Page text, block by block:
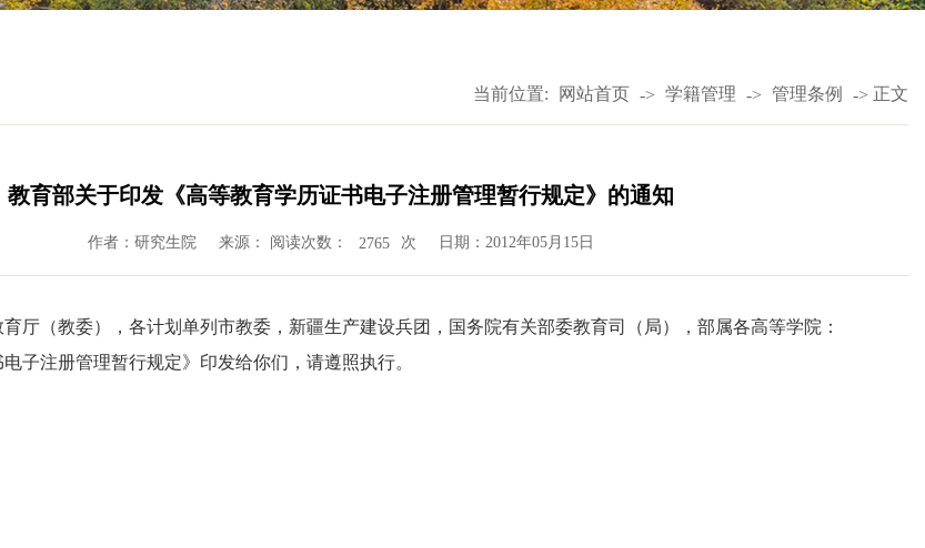
当前位置: 网站首页 -> 学籍管理 -> 管理条例 -> 正文
教育部关于印发《高等教育学历证书电子注册管理暂行规定》的通知
作者：研究生院 来源： 阅读次数： 2765 次 日期：2012年05月15日
厅（教委），各计划单列市教委，新疆生产建设兵团，国务院有关部委教育司（局），部属各高等学院：
子注册管理暂行规定》印发给你们，请遵照执行。